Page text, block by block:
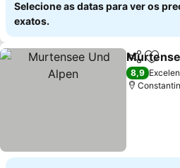
Selecione as datas para ver os
exatos.
Partilhar
8,9